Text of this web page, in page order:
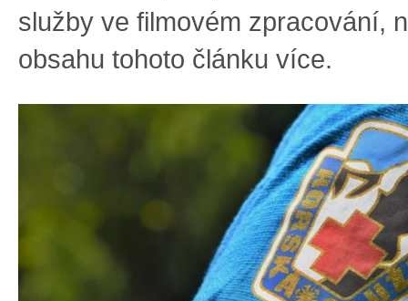
služby ve filmovém zpracování,
obsahu tohoto článku více.